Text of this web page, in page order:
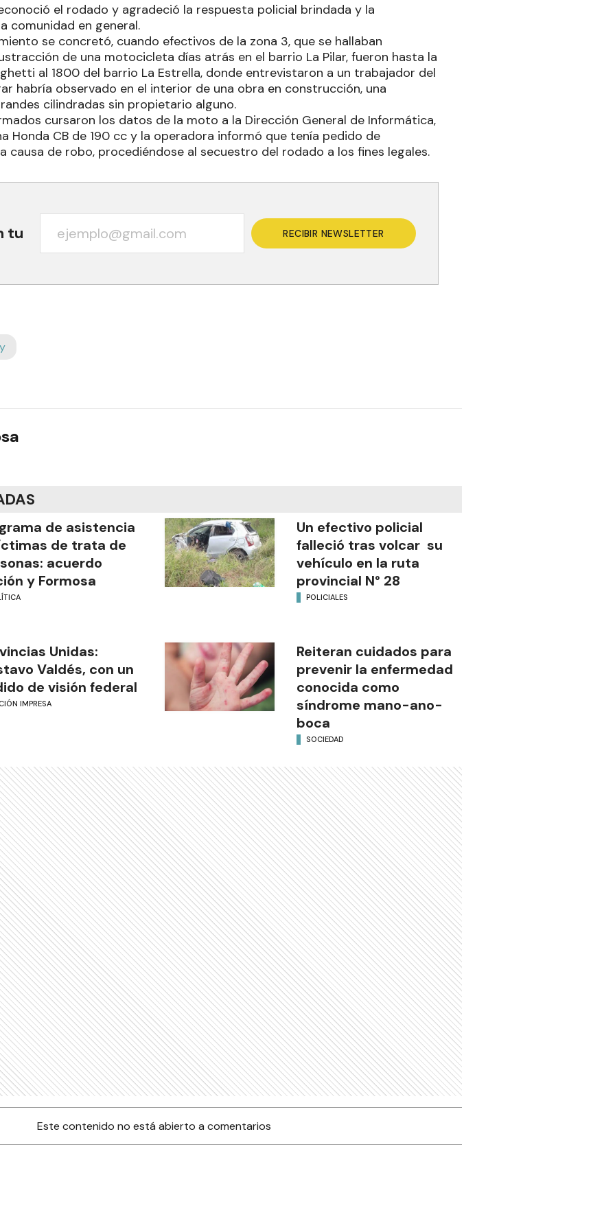
el rodado y agradeció la respuesta policial brindada y la
comunidad en general.
se concretó, cuando efectivos de la zona 3, que se hallaban
de una motocicleta días atrás en el barrio La Pilar, fueron hasta la
al 1800 del barrio La Estrella, donde entrevistaron a un trabajador del
habría observado en el interior de una obra en construcción, una
cilindradas sin propietario alguno.
cursaron los datos de la moto a la Dirección General de Informática,
Honda CB de 190 cc y la operadora informó que tenía pedido de
causa de robo, procediéndose al secuestro del rodado a los fines legales.
tu RECIBIR NEWSLETTER
de asistencia
de trata de
acuerdo
y Formosa
Un efectivo policial
falleció tras volcar su
vehículo en la ruta
provincial N° 28
POLICIALES
Unidas:
Valdés, con un
de visión federal
IMPRESA
Reiteran cuidados para
prevenir la enfermedad
conocida como
síndrome mano-ano-
boca
SOCIEDAD
Este contenido no está abierto a comentarios